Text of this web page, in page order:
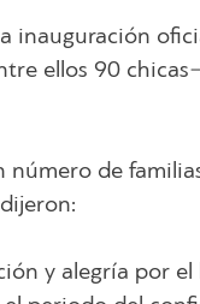
inauguración
ellos 90
de
y alegría por